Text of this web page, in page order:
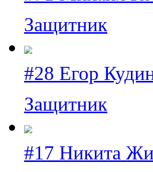
Защитник
#28 Егор
Защитник
#17 Никита